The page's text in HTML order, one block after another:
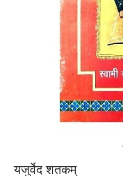
यजुर्वेद शतकम्